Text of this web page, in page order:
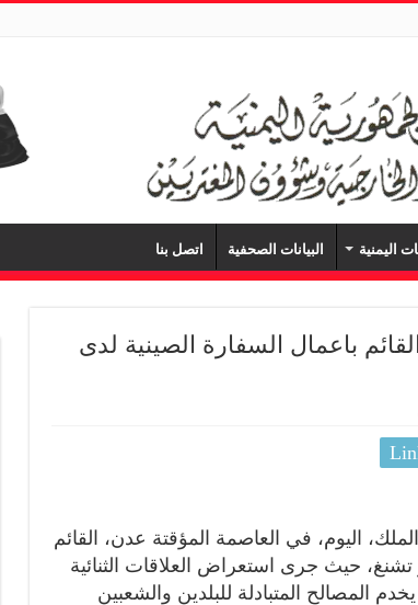
اليمنية البيانات الصحفية اتصل بنا
باعمال السفارة الصينية لدى
اليوم، في العاصمة المؤقتة عدن، القائم
حيث جرى استعراض العلاقات الثنائية
المصالح المتبادلة للبلدين والشعبين